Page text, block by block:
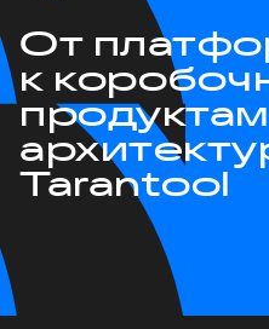
От
к
Tarantool